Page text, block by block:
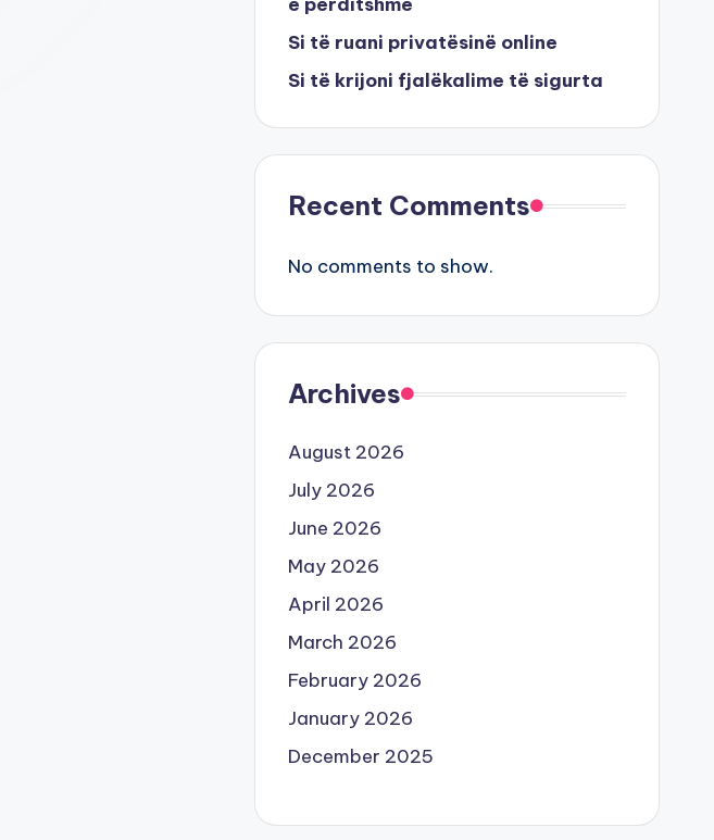
Si të ruani privatësinë online
Si të krijoni fjalëkalime të sigurta
Recent Comments
No comments to show.
Archives
August 2026
July 2026
June 2026
May 2026
April 2026
March 2026
February 2026
January 2026
December 2025